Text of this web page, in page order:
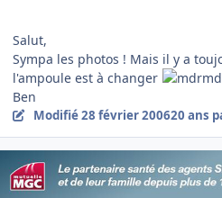
Salut,
Sympa les photos ! Mais il y a
l'ampoule est à changer
Ben
Modifié28 février 200620 ans